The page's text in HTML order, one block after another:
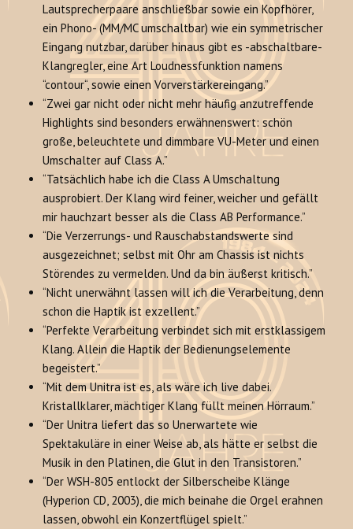
Lautsprecherpaare anschließbar sowie ein Kopfhörer,
ein Phono- (MM/MC umschaltbar) wie ein symmetrischer
Eingang nutzbar, darüber hinaus gibt es -abschaltbare-
Klangregler, eine Art Loudnessfunktion namens
“contour“, sowie einen Vorverstärkereingang.”
“Zwei gar nicht oder nicht mehr häufig anzutreffende
Highlights sind besonders erwähnenswert: schön
große, beleuchtete und dimmbare VU-Meter und einen
Umschalter auf Class A.”
“Tatsächlich habe ich die Class A Umschaltung
ausprobiert. Der Klang wird feiner, weicher und gefällt
mir hauchzart besser als die Class AB Performance.”
“Die Verzerrungs- und Rauschabstandswerte sind
ausgezeichnet; selbst mit Ohr am Chassis ist nichts
Störendes zu vermelden. Und da bin äußerst kritisch.”
“Nicht unerwähnt lassen will ich die Verarbeitung, denn
schon die Haptik ist exzellent.”
“Perfekte Verarbeitung verbindet sich mit erstklassigem
Klang. Allein die Haptik der Bedienungselemente
begeistert.”
“Mit dem Unitra ist es, als wäre ich live dabei.
Kristallklarer, mächtiger Klang füllt meinen Hörraum.”
“Der Unitra liefert das so Unerwartete wie
Spektakuläre in einer Weise ab, als hätte er selbst die
Musik in den Platinen, die Glut in den Transistoren.”
“Der WSH-805 entlockt der Silberscheibe Klänge
(Hyperion CD, 2003), die mich beinahe die Orgel erahnen
lassen, obwohl ein Konzertflügel spielt.”